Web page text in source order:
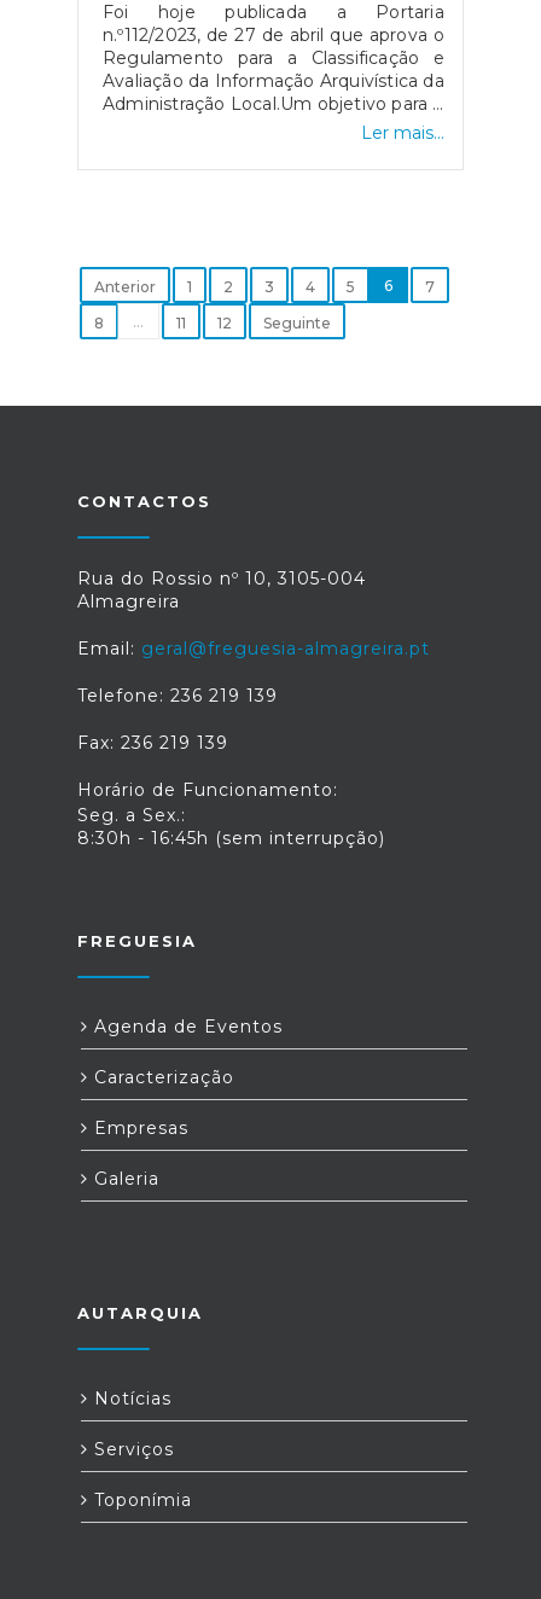
Foi hoje publicada a Portaria
n.º112/2023, de 27 de abril que aprova o
Regulamento para a Classificação e
Avaliação da Informação Arquivística da
Administração Local.Um objetivo para o
qual se tem vindo a trabalhar há anos e
publicação desta Portaria, um
Administração Local.Fonte: Notícia
BAD
Ler mais...
Anterior 1 2 3 4 5 6
7
8
... 11 12 Seguinte
CONTACTOS
Rua do Rossio nº 10, 3105-004
Almagreira
Email: geral@freguesia-almagreira.pt
Telefone: 236 219 139
Fax: 236 219 139
Horário de Funcionamento:
Seg. a Sex.:
8:30h - 16:45h (sem interrupção)
FREGUESIA
Agenda de Eventos
Caracterização
Empresas
Galeria
AUTARQUIA
Notícias
Serviços
Toponímia